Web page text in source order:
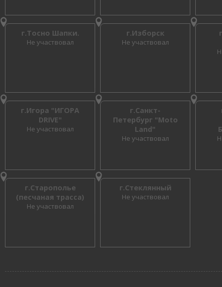
г.Тосно Шапки.
Не участвовал
г.Изборск
Не участвовал
г.Игора "ИГОРА
DRIVE"
Не участвовал
г.Санкт-
Петербург "Moto
Land"
Не участвовал
г.Старополье
(песчаная трасса)
Не участвовал
г.Стеклянный
Не участвовал